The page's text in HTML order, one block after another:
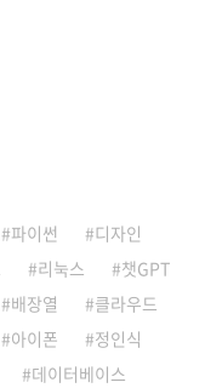
파이썬
디자인
리눅스
챗GPT
배장열
클라우드
아이폰
정인식
데이터베이스